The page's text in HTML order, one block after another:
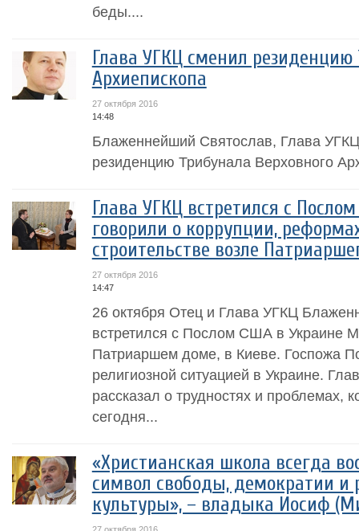
беды....
Глава УГКЦ сменил резиденцию
Архиепископа
27 октября 2016
14:48
Блаженнейший Святослав, Глава
резиденцию Трибунала Верховного
Глава УГКЦ встретился с
говорили о коррупции,
строительстве возле
27 октября 2016
14:47
26 октября Отец и Глава УГКЦ
встретился с Послом США в Украине
Патриаршем доме, в Киеве. Госпожа
религиозной ситуацией в Украине.
рассказал о трудностях и проблемах,
сегодня...
«Христианская школа всегда
символ свободы, демократии и
культуры», – владыка Иосиф